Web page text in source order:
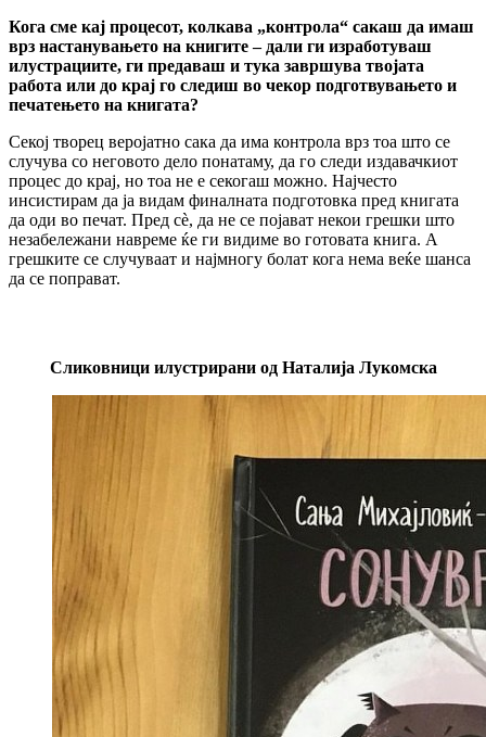
Кога сме кај процесот, колкава „контрола“ сакаш да имаш
врз настанувањето на книгите – дали ги изработуваш
илустрациите, ги предаваш и тука завршува твојата
работа или до крај го следиш во чекор подготвувањето и
печатењето на книгата?
Секој творец веројатно сака да има контрола врз тоа што се
случува со неговото дело понатаму, да го следи издавачкиот
процес до крај, но тоа не е секогаш можно. Најчесто
инсистирам да ја видам финалната подготовка пред книгата
да оди во печат. Пред сѐ, да не се појават некои грешки што
незабележани навреме ќе ги видиме во готовата книга. А
грешките се случуваат и најмногу болат кога нема веќе шанса
да се поправат.
Сликовници илустрирани од Наталија Лукомска